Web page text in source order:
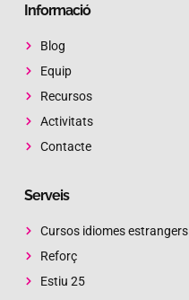
Informació
Blog
Equip
Recursos
Activitats
Contacte
Serveis
Cursos idiomes estrangers
Reforç
Estiu 25